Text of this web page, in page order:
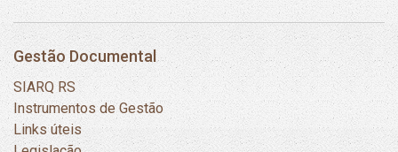
Gestão Documental
SIARQ RS
Instrumentos de Gestão
Links úteis